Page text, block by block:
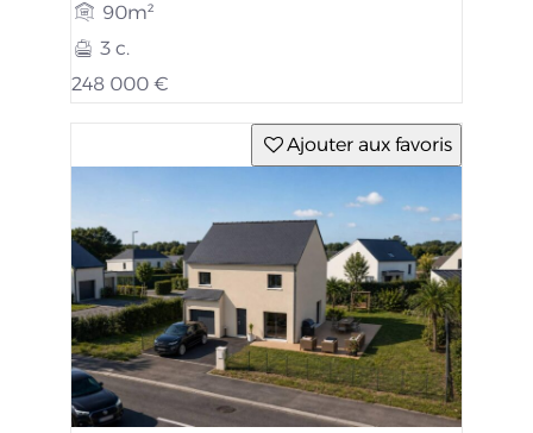
90m²
3 c.
248 000 €
Ajouter aux favoris